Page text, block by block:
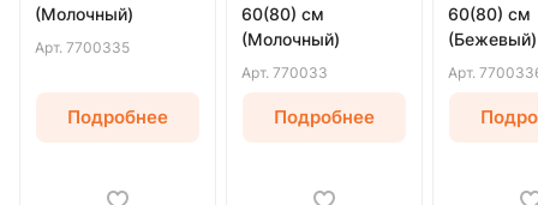
(Молочный)
Арт. 7700335
Подробнее
60(80) см
(Молочный)
Арт. 770033
Подробнее
60(80) см
(Бежевый)
Арт.